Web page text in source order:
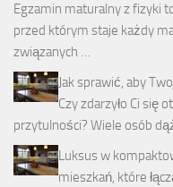
Egzamin maturalny z fizyki
przed którym staje każdy
związanych …
Jak sprawić, aby
Czy zdarzyło Ci się
przytulności? Wiele osób
Luksus w
mieszkań, które